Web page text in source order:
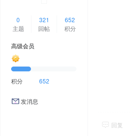
0
主题
321
回帖
652
积分
高级会员
积分 652
发消息
回复